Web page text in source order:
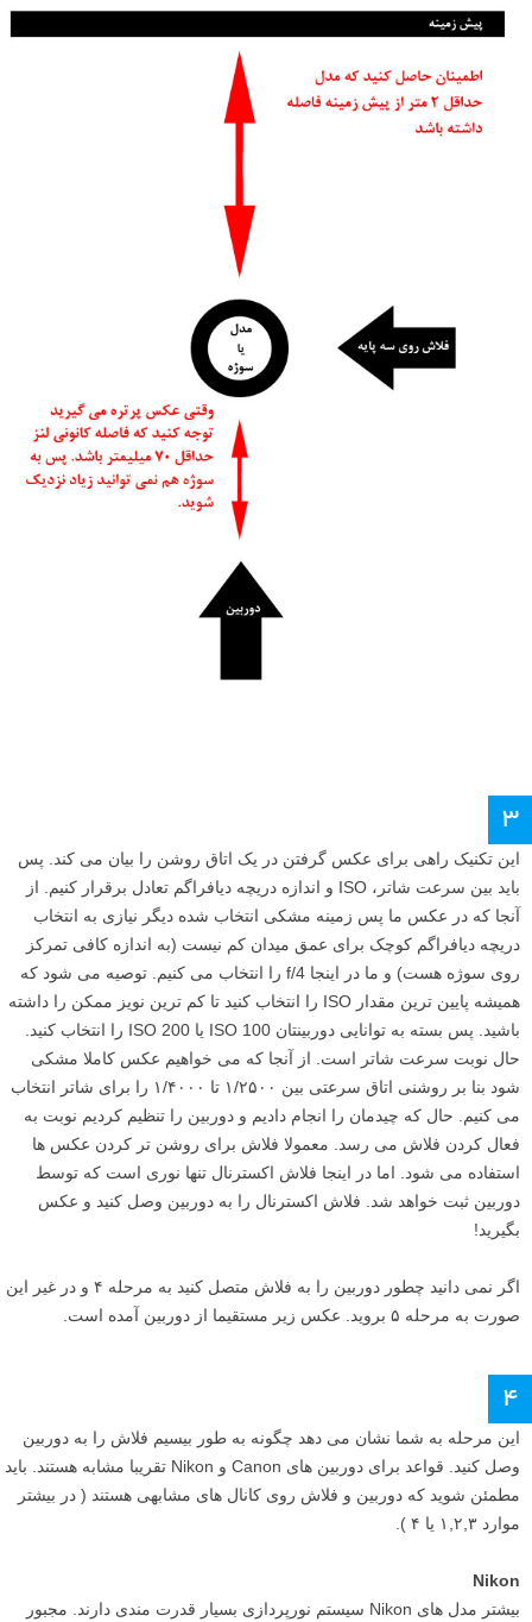
۳
این تکنیک راهی برای عکس گرفتن در یک اتاق روشن را بیان می کند. پس
باید بین سرعت شاتر، ISO و اندازه دریچه دیافراگم تعادل برقرار کنیم. از
آنجا که در عکس ما پس زمینه مشکی انتخاب شده دیگر نیازی به انتخاب
دریچه دیافراگم کوچک برای عمق میدان کم نیست (به اندازه کافی تمرکز
روی سوژه هست) و ما در اینجا f/4 را انتخاب می کنیم. توصیه می شود که
همیشه پایین ترین مقدار ISO را انتخاب کنید تا کم ترین نویز ممکن را داشته
باشید. پس بسته به توانایی دوربینتان ISO 100 یا ISO 200 را انتخاب کنید.
حال نوبت سرعت شاتر است. از آنجا که می خواهیم عکس کاملا مشکی
شود بنا بر روشنی اتاق سرعتی بین ۱/۲۵۰۰ تا ۱/۴۰۰۰ را برای شاتر انتخاب
می کنیم. حال که چیدمان را انجام دادیم و دوربین را تنظیم کردیم نوبت به
فعال کردن فلاش می رسد. معمولا فلاش برای روشن تر کردن عکس ها
استفاده می شود. اما در اینجا فلاش اکسترنال تنها نوری است که توسط
دوربین ثبت خواهد شد. فلاش اکسترنال را به دوربین وصل کنید و عکس
بگیرید!
اگر نمی دانید چطور دوربین را به فلاش متصل کنید به مرحله ۴ و در غیر این
صورت به مرحله ۵ بروید. عکس زیر مستقیما از دوربین آمده است.
۴
این مرحله به شما نشان می دهد چگونه به طور بیسیم فلاش را به دوربین
وصل کنید. قواعد برای دوربین های Canon و Nikon تقریبا مشابه هستند. باید
مطمئن شوید که دوربین و فلاش روی کانال های مشابهی هستند ( در بیشتر
موارد ۱,۲,۳ یا ۴ ).
Nikon
بیشتر مدل های Nikon سیستم نورپردازی بسیار قدرت مندی دارند. مجبور